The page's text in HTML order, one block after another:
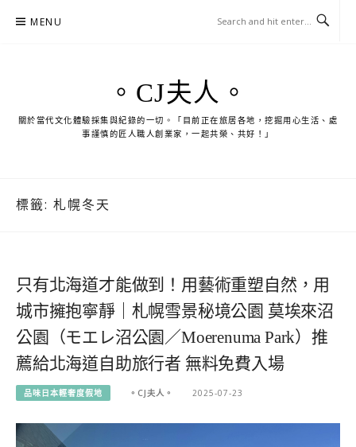
MENU
。CJ夫人。
關於當代文化體驗採集與紀錄的一切。「目前正在旅居各地，挖掘用心生活、處
事謹慎的匠人職人創業家，一起共榮、共好！」
標籤: 札幌冬天
只有北海道才能做到！用藝術重塑自然，用
城市擁抱寧靜｜札幌雪景秘境公園 莫埃來沼
公園（モエレ沼公園／Moerenuma Park）推
薦給北海道自助旅行者 無料免費入場
品味日本輕奢度假地 。CJ夫人。 2025-07-23